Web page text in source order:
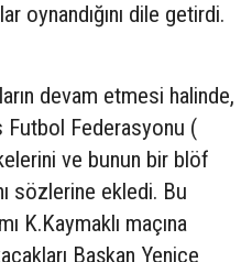
oynandığını dile getirdi.
devam etmesi halinde,
Futbol Federasyonu (
ve bunun bir blöf
sözlerine ekledi. Bu
K.Kaymaklı maçına
Başkan Yenice